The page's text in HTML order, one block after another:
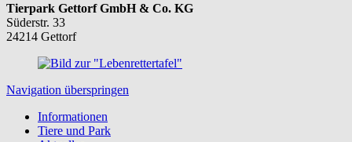
Tierpark Gettorf GmbH & Co. KG
Süderstr. 33
24214 Gettorf
Navigation überspringen
Informationen
Tiere und Park